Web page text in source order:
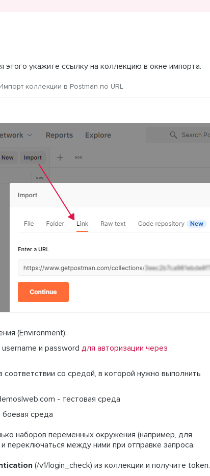
укажите ссылку на коллекцию в окне импорта.
Импорт коллекции в Postman по URL
(Environment):
и password для авторизации через
соответствии со средой, в которой нужно выполнить
- тестовая среда
среда
наборов переменных окружения (например, для
переключаться между ними при отправке запроса.
(/v1/login_check) из коллекции и получите token.